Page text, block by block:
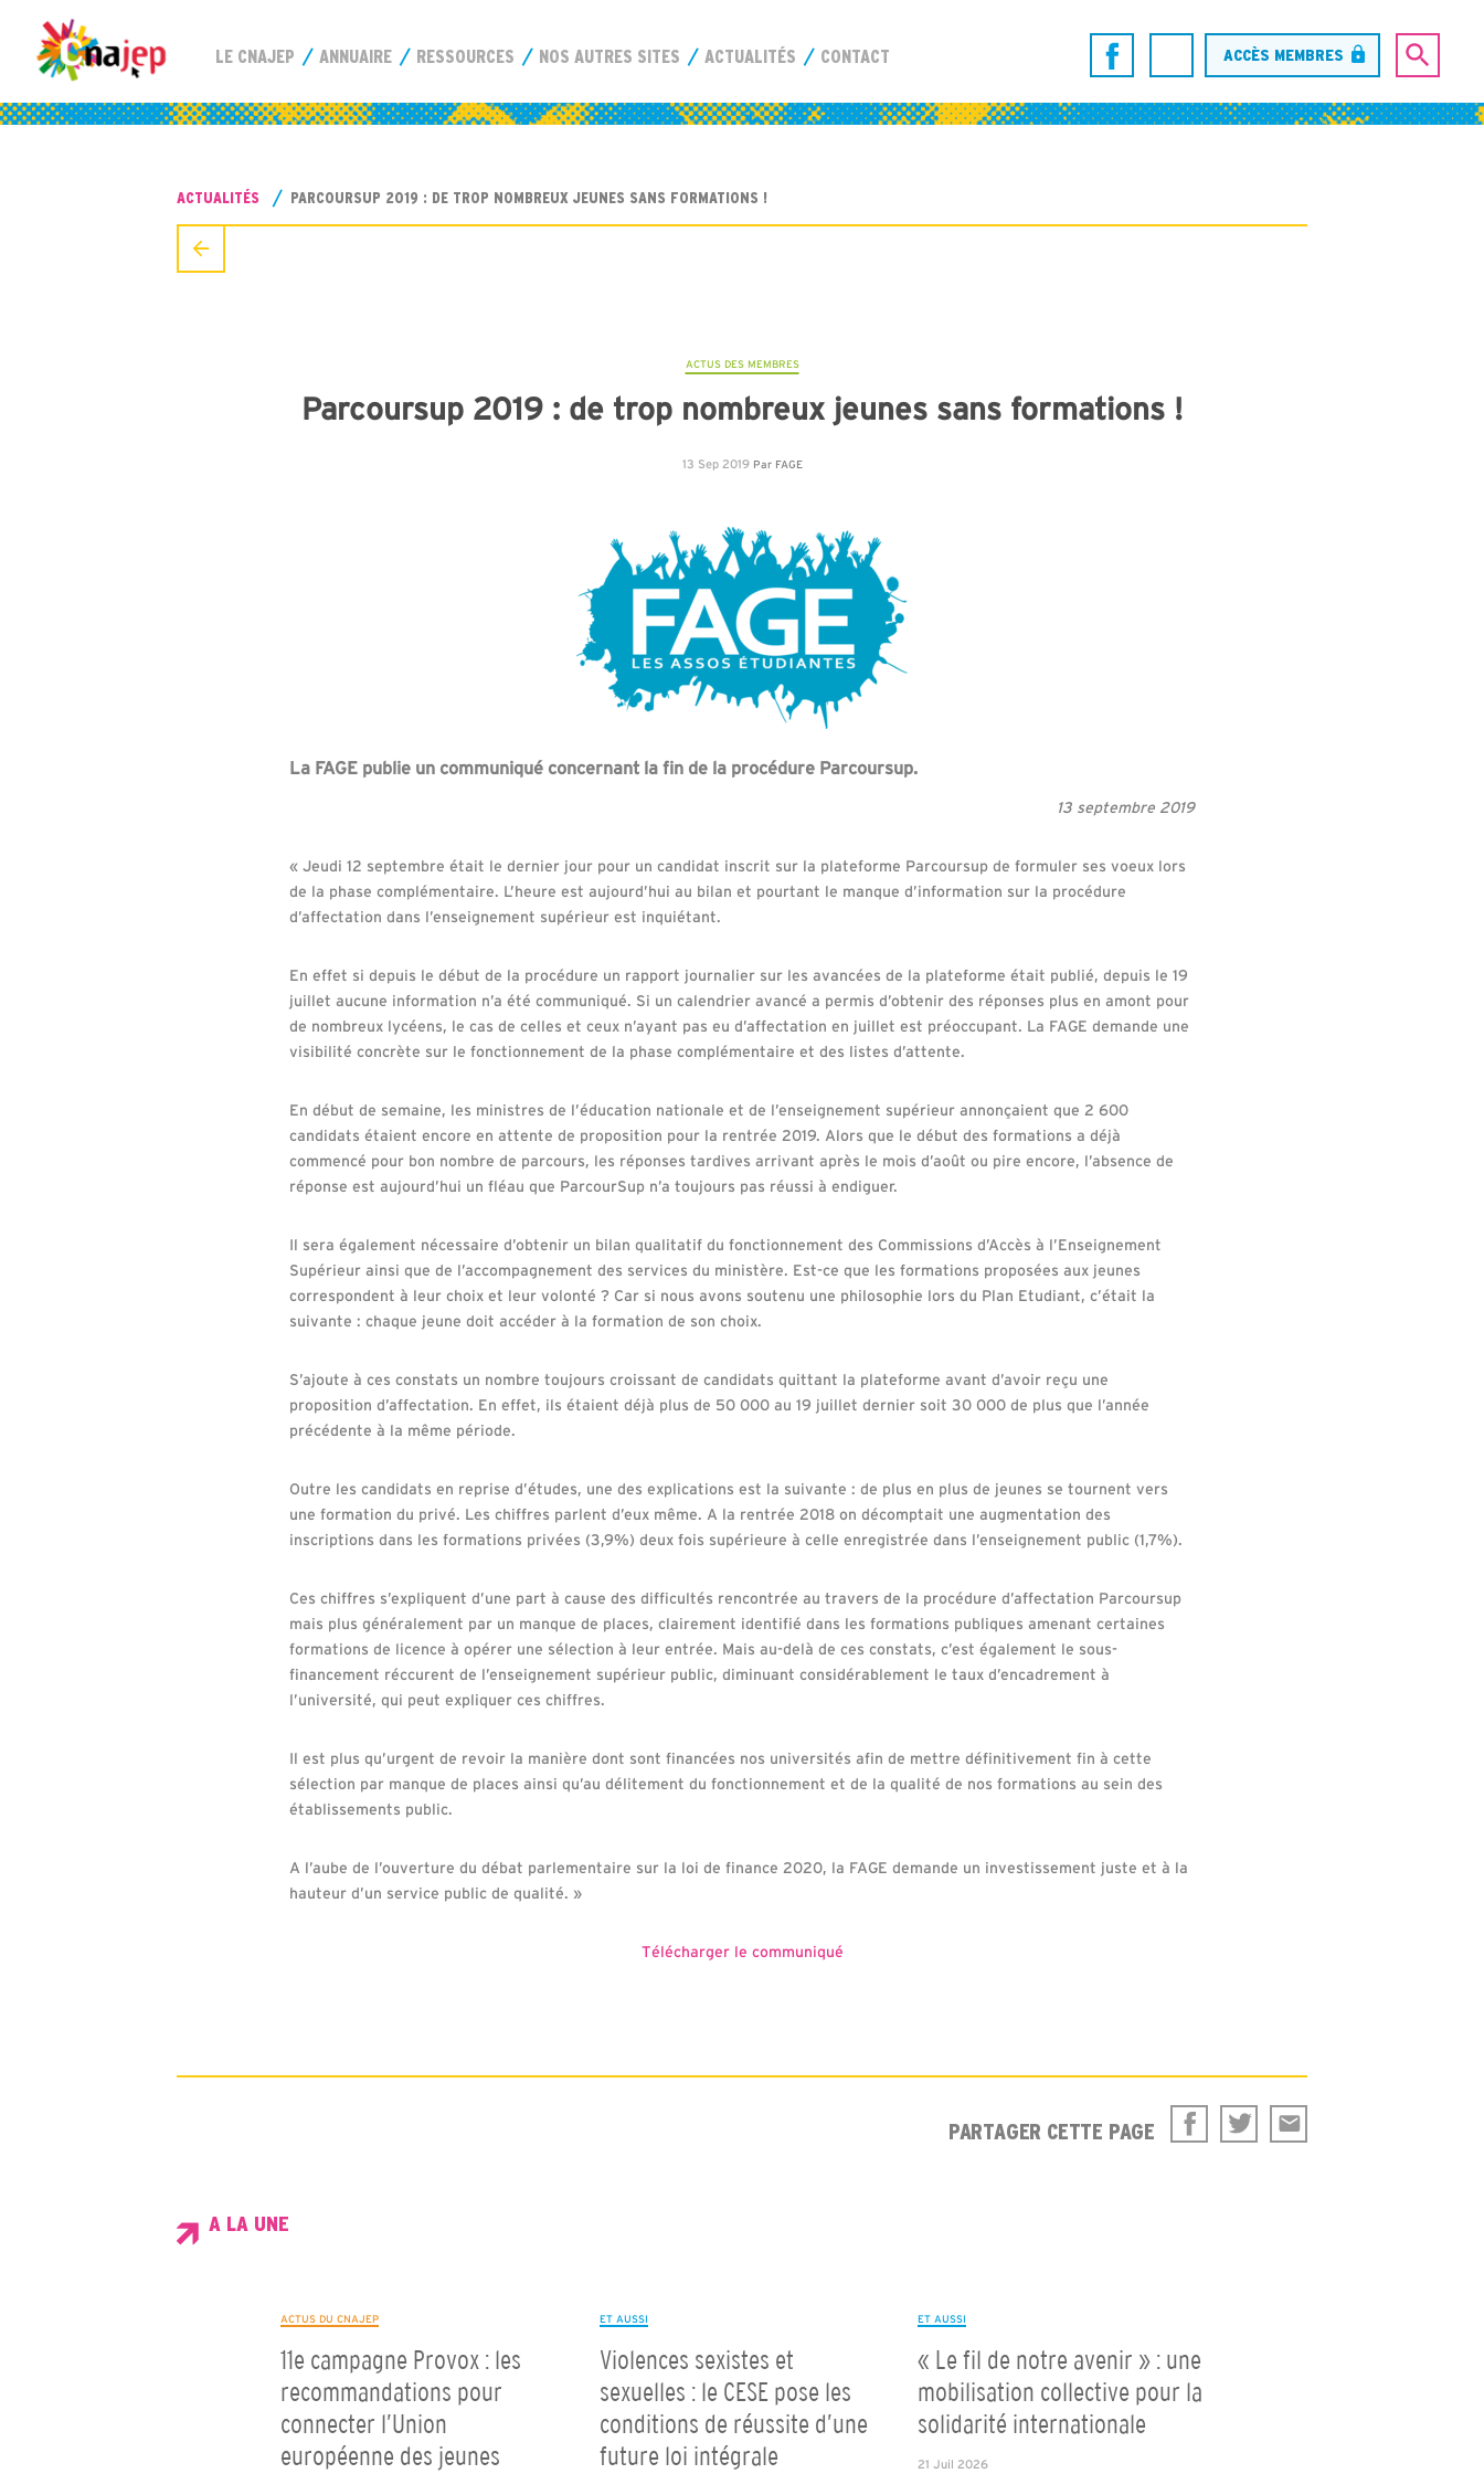
LE CNAJEP ANNUAIRE RESSOURCES NOS AUTRES SITES ACTUALITÉS CONTACT ACCÈS MEMBRES
ACTUALITÉS PARCOURSUP 2019 : DE TROP NOMBREUX JEUNES SANS FORMATIONS !
ACTUS DES MEMBRES
Parcoursup 2019 : de trop nombreux jeunes sans formations !
13 Sep 2019 Par FAGE
La FAGE publie un communiqué concernant la fin de la procédure Parcoursup.
13 septembre 2019
« Jeudi 12 septembre était le dernier jour pour un candidat inscrit sur la plateforme Parcoursup de formuler ses voeux lors
de la phase complémentaire. L’heure est aujourd’hui au bilan et pourtant le manque d’information sur la procédure
d’affectation dans l’enseignement supérieur est inquiétant.
En effet si depuis le début de la procédure un rapport journalier sur les avancées de la plateforme était publié, depuis le 19
juillet aucune information n’a été communiqué. Si un calendrier avancé a permis d’obtenir des réponses plus en amont pour
de nombreux lycéens, le cas de celles et ceux n’ayant pas eu d’affectation en juillet est préoccupant. La FAGE demande une
visibilité concrète sur le fonctionnement de la phase complémentaire et des listes d’attente.
En début de semaine, les ministres de l’éducation nationale et de l’enseignement supérieur annonçaient que 2 600
candidats étaient encore en attente de proposition pour la rentrée 2019. Alors que le début des formations a déjà
commencé pour bon nombre de parcours, les réponses tardives arrivant après le mois d’août ou pire encore, l’absence de
réponse est aujourd’hui un fléau que ParcourSup n’a toujours pas réussi à endiguer.
Il sera également nécessaire d’obtenir un bilan qualitatif du fonctionnement des Commissions d’Accès à l’Enseignement
Supérieur ainsi que de l’accompagnement des services du ministère. Est-ce que les formations proposées aux jeunes
correspondent à leur choix et leur volonté ? Car si nous avons soutenu une philosophie lors du Plan Etudiant, c’était la
suivante : chaque jeune doit accéder à la formation de son choix.
S’ajoute à ces constats un nombre toujours croissant de candidats quittant la plateforme avant d’avoir reçu une
proposition d’affectation. En effet, ils étaient déjà plus de 50 000 au 19 juillet dernier soit 30 000 de plus que l’année
précédente à la même période.
Outre les candidats en reprise d’études, une des explications est la suivante : de plus en plus de jeunes se tournent vers
une formation du privé. Les chiffres parlent d’eux même. A la rentrée 2018 on décomptait une augmentation des
inscriptions dans les formations privées (3,9%) deux fois supérieure à celle enregistrée dans l’enseignement public (1,7%).
Ces chiffres s’expliquent d’une part à cause des difficultés rencontrée au travers de la procédure d’affectation Parcoursup
mais plus généralement par un manque de places, clairement identifié dans les formations publiques amenant certaines
formations de licence à opérer une sélection à leur entrée. Mais au-delà de ces constats, c’est également le sous-
financement réccurent de l’enseignement supérieur public, diminuant considérablement le taux d’encadrement à
l’université, qui peut expliquer ces chiffres.
Il est plus qu’urgent de revoir la manière dont sont financées nos universités afin de mettre définitivement fin à cette
sélection par manque de places ainsi qu’au délitement du fonctionnement et de la qualité de nos formations au sein des
établissements public.
A l’aube de l’ouverture du débat parlementaire sur la loi de finance 2020, la FAGE demande un investissement juste et à la
hauteur d’un service public de qualité. »
Télécharger le communiqué
PARTAGER CETTE PAGE
A LA UNE
ACTUS DU CNAJEP
11e campagne Provox : les
recommandations pour
connecter l’Union
européenne des jeunes
ET AUSSI
Violences sexistes et
sexuelles : le CESE pose les
conditions de réussite d’une
future loi intégrale
ET AUSSI
« Le fil de notre avenir » : une
mobilisation collective pour la
solidarité internationale
21 Juil 2026